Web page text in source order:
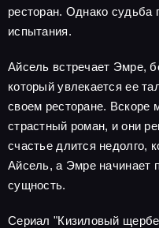
ресторан. Однако судьба
испытания.
Айсель встречает Эмре,
который увлекается ее
своем ресторане. Вскоре
страстный роман, и они
счастье длится недолго,
Айсель, а Эмре начинает
сущность.
Сериал "Кизиловый